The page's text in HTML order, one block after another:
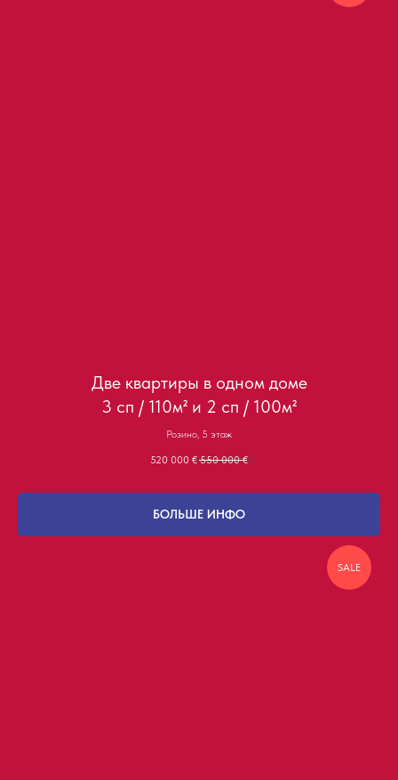
Две квартиры в одном доме
3 сп / 110м² и 2 сп / 100м²
Розино, 5 этаж
520 000 € 550 000 €
БОЛЬШЕ ИНФО
SALE